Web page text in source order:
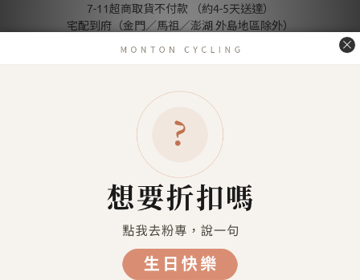
7-11超商取貨不付款 （約4-5天送達）
宅配到府（金門／馬祖／澎湖 外島地區除外）
信用卡付款（SHOPLINE Pay）
LINE Pay
匯款 (台灣脈騰指定帳號)
信用卡分期付款-三期
顧客評價